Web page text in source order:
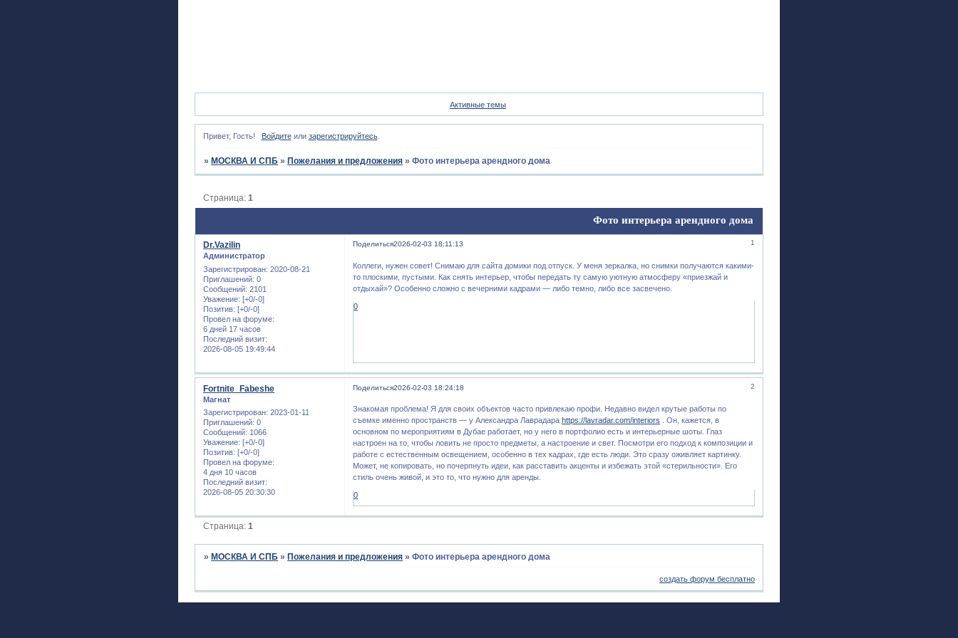
Активные темы
Привет, Гость! Войдитеили зарегистрируйтесь.
» МОСКВА И СПБ » Пожелания и предложения »Фото интерьера арендного дома
Фото интерьера арендного дома
Страница:1
Поделиться 1
2026-02-03 18:11:13
Dr.Vazilin
Администратор
Зарегистрирован: 2020-08-21
Приглашений: 0
Сообщений: 2101
Уважение: [+0/-0]
Позитив: [+0/-0]
Провел на форуме:
6 дней 17 часов
Последний визит:
2026-08-05 19:49:44
Коллеги, нужен совет! Снимаю для сайта домики под отпуск. У меня зеркалка, но снимки получаются какими-
то плоскими, пустыми. Как снять интерьер, чтобы передать ту самую уютную атмосферу «приезжай и
отдыхай»? Особенно сложно с вечерними кадрами — либо темно, либо все засвечено.
0
Поделиться 2
2026-02-03 18:24:18
Fortnite_Fabeshe
Магнат
Зарегистрирован: 2023-01-11
Приглашений: 0
Сообщений: 1066
Уважение: [+0/-0]
Позитив: [+0/-0]
Провел на форуме:
4 дня 10 часов
Последний визит:
2026-08-05 20:30:30
Знакомая проблема! Я для своих объектов часто привлекаю профи. Недавно видел крутые работы по
съемке именно пространств — у Александра Лаврадара https://lavradar.com/interiors . Он, кажется, в
основном по мероприятиям в Дубае работает, но у него в портфолио есть и интерьерные шоты. Глаз
настроен на то, чтобы ловить не просто предметы, а настроение и свет. Посмотри его подход к композиции и
работе с естественным освещением, особенно в тех кадрах, где есть люди. Это сразу оживляет картинку.
Может, не копировать, но почерпнуть идеи, как расставить акценты и избежать этой «стерильности». Его
стиль очень живой, и это то, что нужно для аренды.
0
Страница:1
»МОСКВА И СПБ »Пожелания и предложения »Фото интерьера арендного дома
создать форум бесплатно